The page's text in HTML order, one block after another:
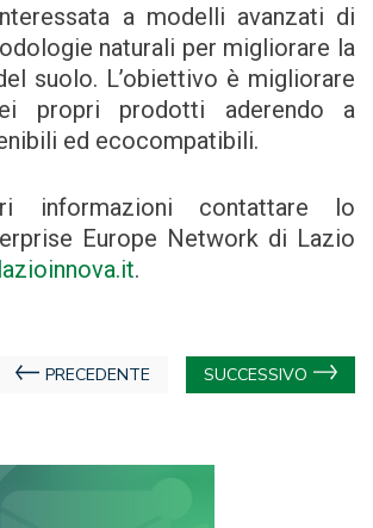
a modelli avanzati di
naturali per migliorare la
suolo. L’obiettivo è migliorare
propri prodotti aderendo a
ed ecocompatibili.
informazioni contattare lo
Europe Network di Lazio
.
PRECEDENTE SUCCESSIVO